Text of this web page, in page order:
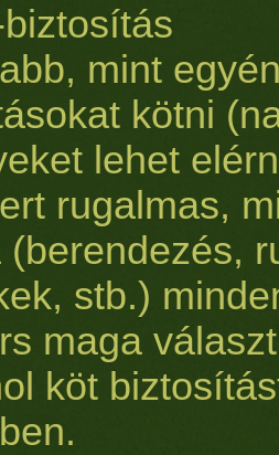
mint
kötni
lehet
rugalmas,
(berendezés,
stb.)
maga
köt